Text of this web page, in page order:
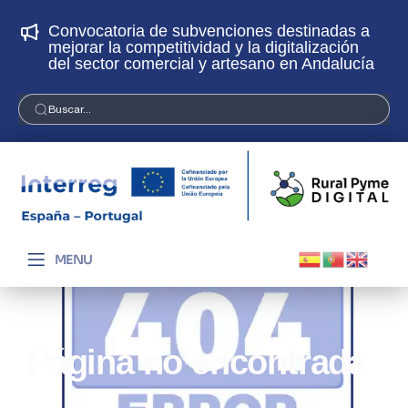
Convocatoria de subvenciones destinadas a
mejorar la competitividad y la digitalización
del sector comercial y artesano en Andalucía
Buscar...
MENU
Página no encontrada